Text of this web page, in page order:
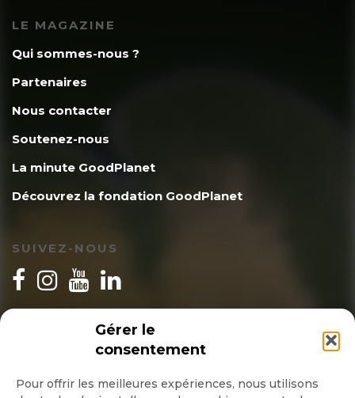
Gérer le
consentement
Pour offrir les meilleures expériences, nous utilisons
LE MAGAZINE
Qui sommes-nous ?
Partenaires
Nous contacter
Soutenez-nous
La minute GoodPlanet
Découvrez la fondation GoodPlanet
SUIVEZ-NOUS
INSCRIPTION NEWSLETTER